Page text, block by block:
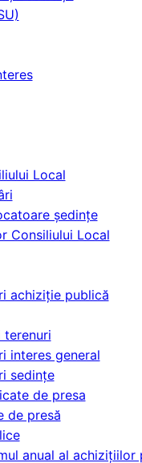
Local
ședințe
Consiliului Local
achiziție publică
terenuri
interes general
sedințe
de presa
de presă
anual al achizițiilor